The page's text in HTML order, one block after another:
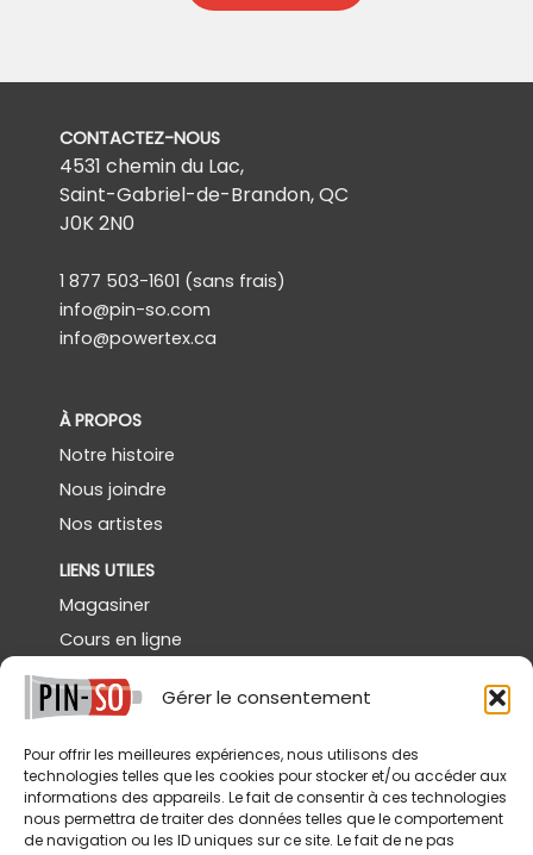
Gérer le consentement
Pour offrir les meilleures expériences, nous utilisons des
technologies telles que les cookies pour stocker et/ou accéder aux
informations des appareils. Le fait de consentir à ces technologies
nous permettra de traiter des données telles que le comportement
de navigation ou les ID uniques sur ce site. Le fait de ne pas
CONTACTEZ-NOUS
4531 chemin du Lac,
Saint-Gabriel-de-Brandon, QC
J0K 2N0
1 877 503-1601 (sans frais)
info@pin-so.com
info@powertex.ca
À PROPOS
Notre histoire
Nous joindre
Nos artistes
LIENS UTILES
Magasiner
Cours en ligne
Démos gratuites
Powertex Canada
SERVICES
Livraison